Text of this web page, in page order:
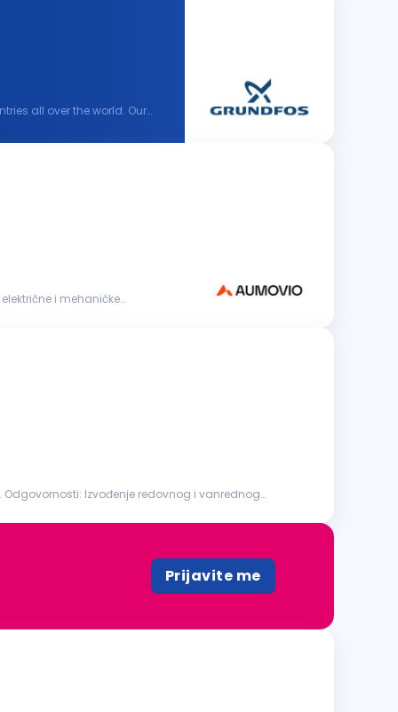
all over the world. Our
redovnog i vanrednog
Prijavite me